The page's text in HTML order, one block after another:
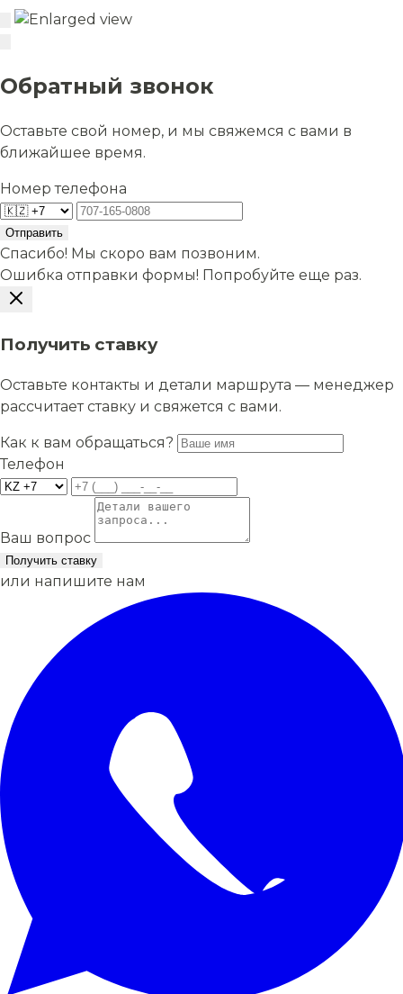
Обратный звонок
Оставьте свой номер, и мы свяжемся с вами в
ближайшее время.
Номер телефона
Отправить
Спасибо! Мы скоро вам позвоним.
Ошибка отправки формы! Попробуйте еще раз.
Получить ставку
Оставьте контакты и детали маршрута — менеджер
рассчитает ставку и свяжется с вами.
Как к вам обращаться?
Телефон
Ваш вопрос
Получить ставку
или напишите нам